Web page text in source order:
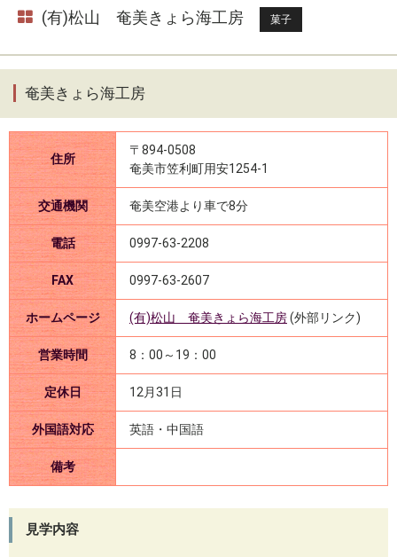
(有)松山 奄美きょら海工房 菓子
奄美きょら海工房
住所
〒894-0508
奄美市笠利町用安1254-1
交通機関 奄美空港より車で8分
電話 0997-63-2208
FAX 0997-63-2607
ホームページ (有)松山 奄美きょら海工房(外部リンク)
営業時間 8：00～19：00
定休日 12月31日
外国語対応 英語・中国語
備考
見学内容